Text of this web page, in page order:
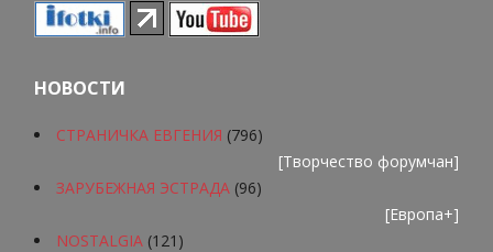
НОВОСТИ
СТРАНИЧКА ЕВГЕНИЯ (796)
[Творчество форумчан]
ЗАРУБЕЖНАЯ ЭСТРАДА (96)
[Европа+]
NOSTALGIA (121)